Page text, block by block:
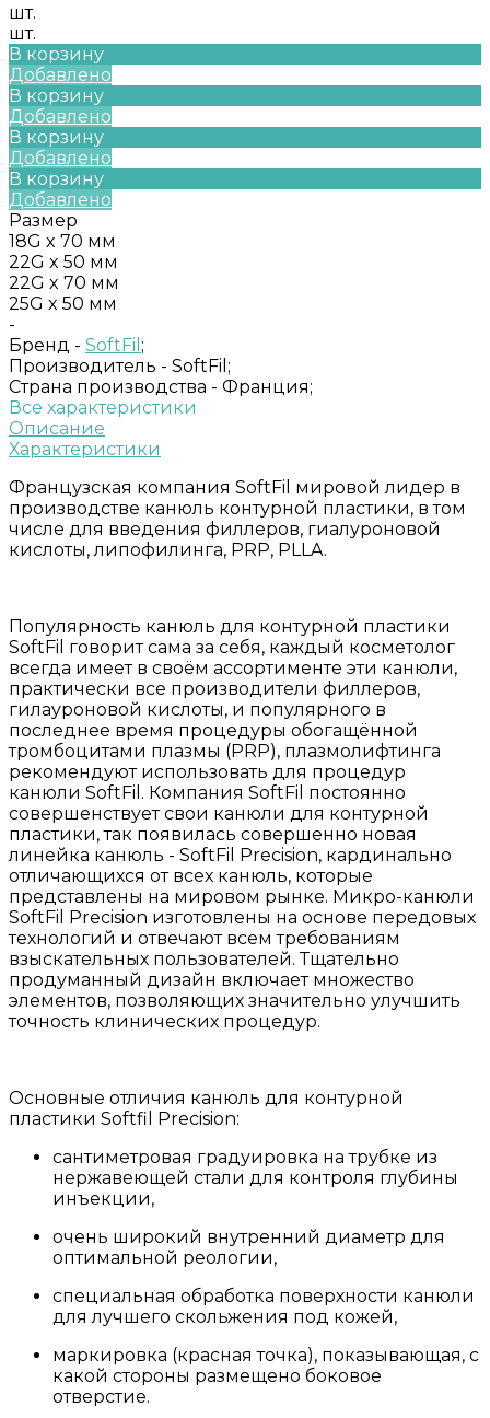
шт.
шт.
В корзину
Добавлено
В корзину
Добавлено
В корзину
Добавлено
В корзину
Добавлено
Размер
18G x 70 мм
22G x 50 мм
22G x 70 мм
25G x 50 мм
-
Бренд - SoftFil ;
Производитель - SoftFil;
Страна производства - Франция;
Все характеристики
Описание
Характеристики
Французская компания SoftFil мировой лидер в
производстве канюль контурной пластики, в том
числе для введения филлеров, гиалуроновой
кислоты, липофилинга, PRP, PLLA.
Популярность канюль для контурной пластики
SoftFil говорит сама за себя, каждый косметолог
всегда имеет в своём ассортименте эти канюли,
практически все производители филлеров,
гилауроновой кислоты, и популярного в
последнее время процедуры обогащённой
тромбоцитами плазмы (PRP), плазмолифтинга
рекомендуют использовать для процедур
канюли SoftFil. Компания SoftFil постоянно
совершенствует свои канюли для контурной
пластики, так появилась совершенно новая
линейка канюль - SoftFil Precision, кардинально
отличающихся от всех канюль, которые
представлены на мировом рынке. Микро-канюли
SoftFil Precision изготовлены на основе передовых
технологий и отвечают всем требованиям
взыскательных пользователей. Тщательно
продуманный дизайн включает множество
элементов, позволяющих значительно улучшить
точность клинических процедур.
Основные отличия канюль для контурной
пластики Softfil Precision:
сантиметровая градуировка на трубке из
нержавеющей стали для контроля глубины
инъекции,
очень широкий внутренний диаметр для
оптимальной реологии,
специальная обработка поверхности канюли
для лучшего скольжения под кожей,
маркировка (красная точка), показывающая, с
какой стороны размещено боковое
отверстие.